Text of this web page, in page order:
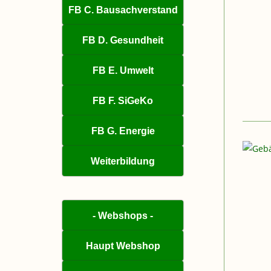
FB C. Bausachverstand
FB D. Gesundheit
FB E. Umwelt
FB F. SiGeKo
FB G. Energie
Weiterbildung
- Webshops -
Haupt Webshop